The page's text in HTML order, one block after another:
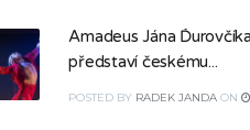
Amadeus Jána
představí českému...
POSTED BY RADEK JANDA ON